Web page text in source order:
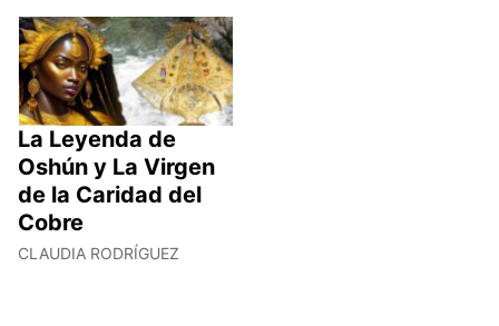
La Leyenda de
Oshún y La Virgen
de la Caridad del
Cobre
CLAUDIA RODRÍGUEZ